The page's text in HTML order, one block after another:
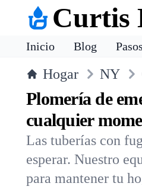
Curtis
Inicio Blog
Hogar NY
Plomería de
cualquier
Las tuberías con
esperar. Nuestro
para mantener tu